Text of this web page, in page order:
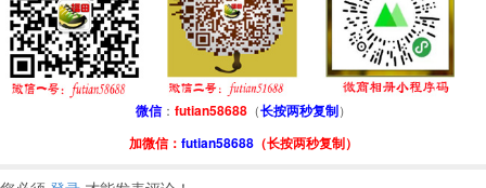
微信： futian58688（长按两秒复制）
加微信： futian58688（长按两秒复制）